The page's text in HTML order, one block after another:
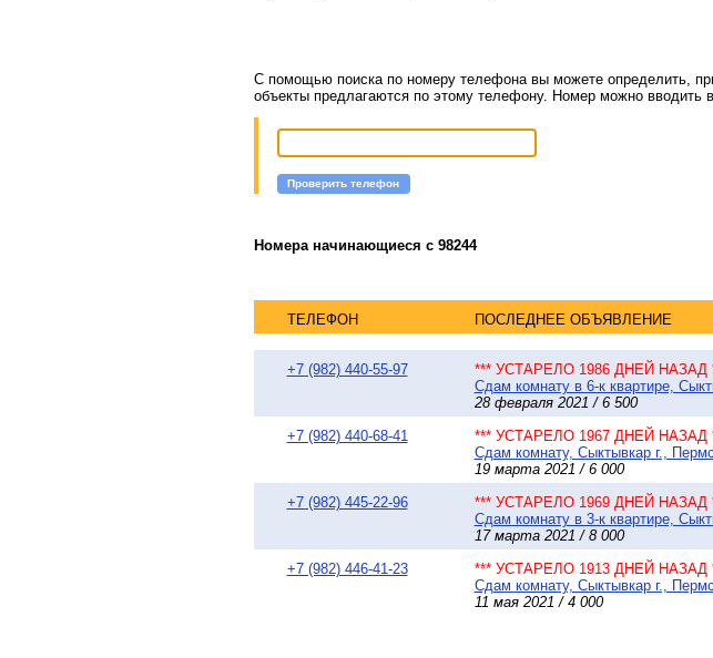
С помощью поиска по номеру телефона вы можете определить,
объекты предлагаются по этому телефону. Номер можно
Проверить телефон
Номера начинающиеся с 98244
ТЕЛЕФОН ПОСЛЕДНЕЕ ОБЪЯВЛЕНИЕ
+7 (982) 440-55-97
*** УСТАРЕЛО 1986 ДНЕЙ НАЗАД
Сдам комнату в 6-к квартире,
28 февраля 2021 / 6 500
+7 (982) 440-68-41
*** УСТАРЕЛО 1967 ДНЕЙ НАЗАД
Сдам комнату, Сыктывкар г.,
19 марта 2021 / 6 000
+7 (982) 445-22-96
*** УСТАРЕЛО 1969 ДНЕЙ НАЗАД
Сдам комнату в 3-к квартире,
17 марта 2021 / 8 000
+7 (982) 446-41-23
*** УСТАРЕЛО 1913 ДНЕЙ НАЗАД
Сдам комнату, Сыктывкар г.,
11 мая 2021 / 4 000